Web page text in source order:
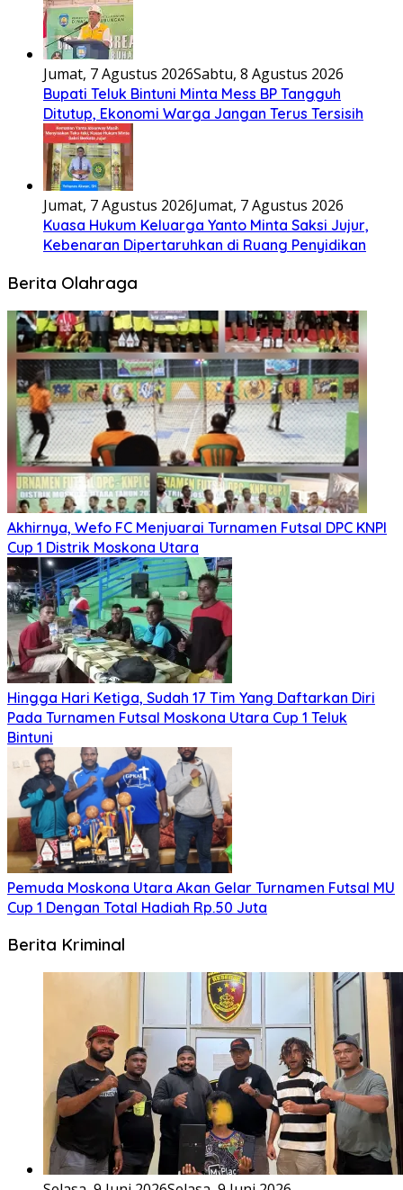
Jumat, 7 Agustus 2026Sabtu, 8 Agustus 2026
Bupati Teluk Bintuni Minta Mess BP Tangguh
Ditutup, Ekonomi Warga Jangan Terus Tersisih
Jumat, 7 Agustus 2026Jumat, 7 Agustus 2026
Kuasa Hukum Keluarga Yanto Minta Saksi Jujur,
Kebenaran Dipertaruhkan di Ruang Penyidikan
Berita Olahraga
Akhirnya, Wefo FC Menjuarai Turnamen Futsal DPC KNPI
Cup 1 Distrik Moskona Utara
Hingga Hari Ketiga, Sudah 17 Tim Yang Daftarkan Diri
Pada Turnamen Futsal Moskona Utara Cup 1 Teluk
Bintuni
Pemuda Moskona Utara Akan Gelar Turnamen Futsal MU
Cup 1 Dengan Total Hadiah Rp.50 Juta
Berita Kriminal